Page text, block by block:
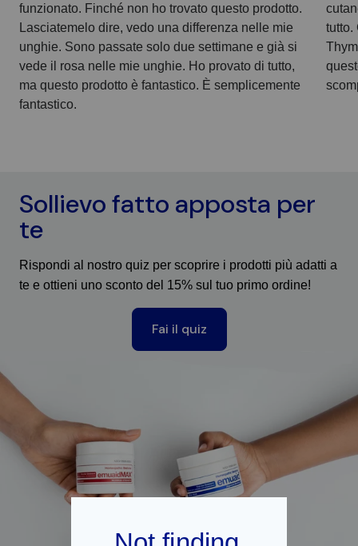
funzionato. Finché non ho trovato questo prodotto.
Lasciatemelo dire, vedo una differenza nelle mie
unghie. Sono passate solo due settimane e già si
vede il rosa nelle mie unghie. Ho provato di tutto,
ma questo prodotto è fantastico. È semplicemente
fantastico.
tutto.
Sollievo fatto apposta per
te
Rispondi al nostro quiz per scoprire i prodotti più adatti a
te e ottieni uno sconto del 15% sul tuo primo ordine!
Fai il quiz